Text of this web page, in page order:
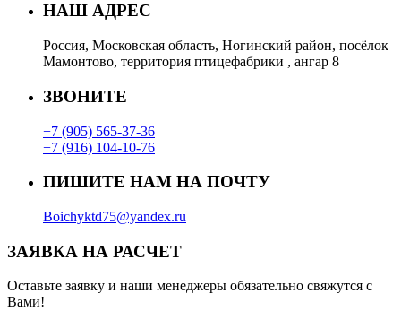
НАШ АДРЕС
Россия, Московская область, Ногинский район, посёлок
Мамонтово, территория птицефабрики , ангар 8
ЗВОНИТЕ
+7 (905) 565-37-36
+7 (916) 104-10-76
ПИШИТЕ НАМ НА ПОЧТУ
Boichyktd75@yandex.ru
ЗАЯВКА НА РАСЧЕТ
Оставьте заявку и наши менеджеры обязательно свяжутся с
Вами!